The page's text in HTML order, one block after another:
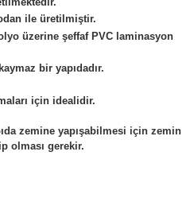
ile üretilmiştir.
üzerine şeffaf PVC laminasyon
bir yapıdadır.
için idealidir.
zemine yapışabilmesi için zemin
olması gerekir.